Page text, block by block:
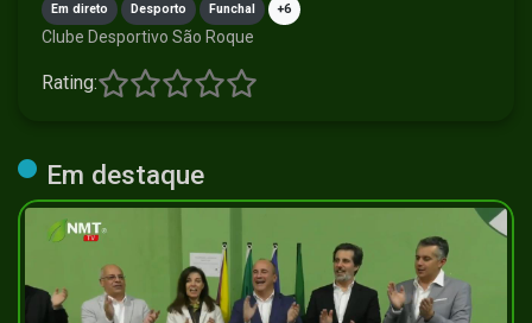
Em direto Desporto Funchal +6
Clube Desportivo São Roque
Rating:
Em destaque